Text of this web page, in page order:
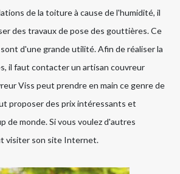
de la toiture à cause de l'humidité, il
des travaux de pose des gouttières. Ce
d'une grande utilité. Afin de réaliser la
il faut contacter un artisan couvreur
Viss peut prendre en main ce genre de
proposer des prix intéressants et
de monde. Si vous voulez d'autres
visiter son site Internet.